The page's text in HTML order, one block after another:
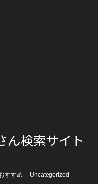
ん検索サイト
おすすめ
Uncategorized